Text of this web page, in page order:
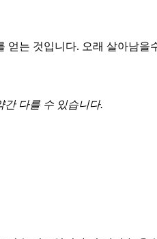
얻는 것입니다. 오래 살아남을
간 다를 수 있습니다.